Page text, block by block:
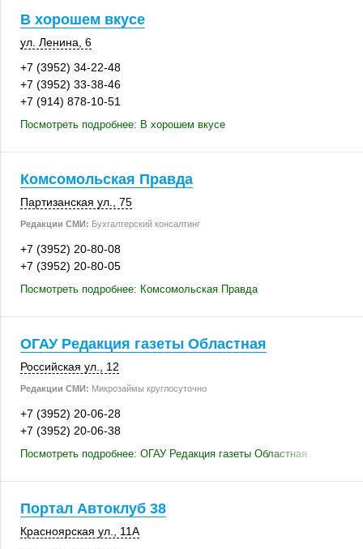
В хорошем вкусе
ул. Ленина, 6
+7 (3952) 34-22-48
+7 (3952) 33-38-46
+7 (914) 878-10-51
Посмотреть подробнее: В хорошем вкусе
Комсомольская Правда
Партизанская ул., 75
Редакции СМИ: Бухгалтерский консалтинг
+7 (3952) 20-80-08
+7 (3952) 20-80-05
Посмотреть подробнее: Комсомольская Правда
ОГАУ Редакция газеты Областная
Российская ул., 12
Редакции СМИ: Микрозаймы круглосуточно
+7 (3952) 20-06-28
+7 (3952) 20-06-38
Посмотреть подробнее: ОГАУ Редакция газеты Областная
Портал Автоклуб 38
Красноярская ул.
11А